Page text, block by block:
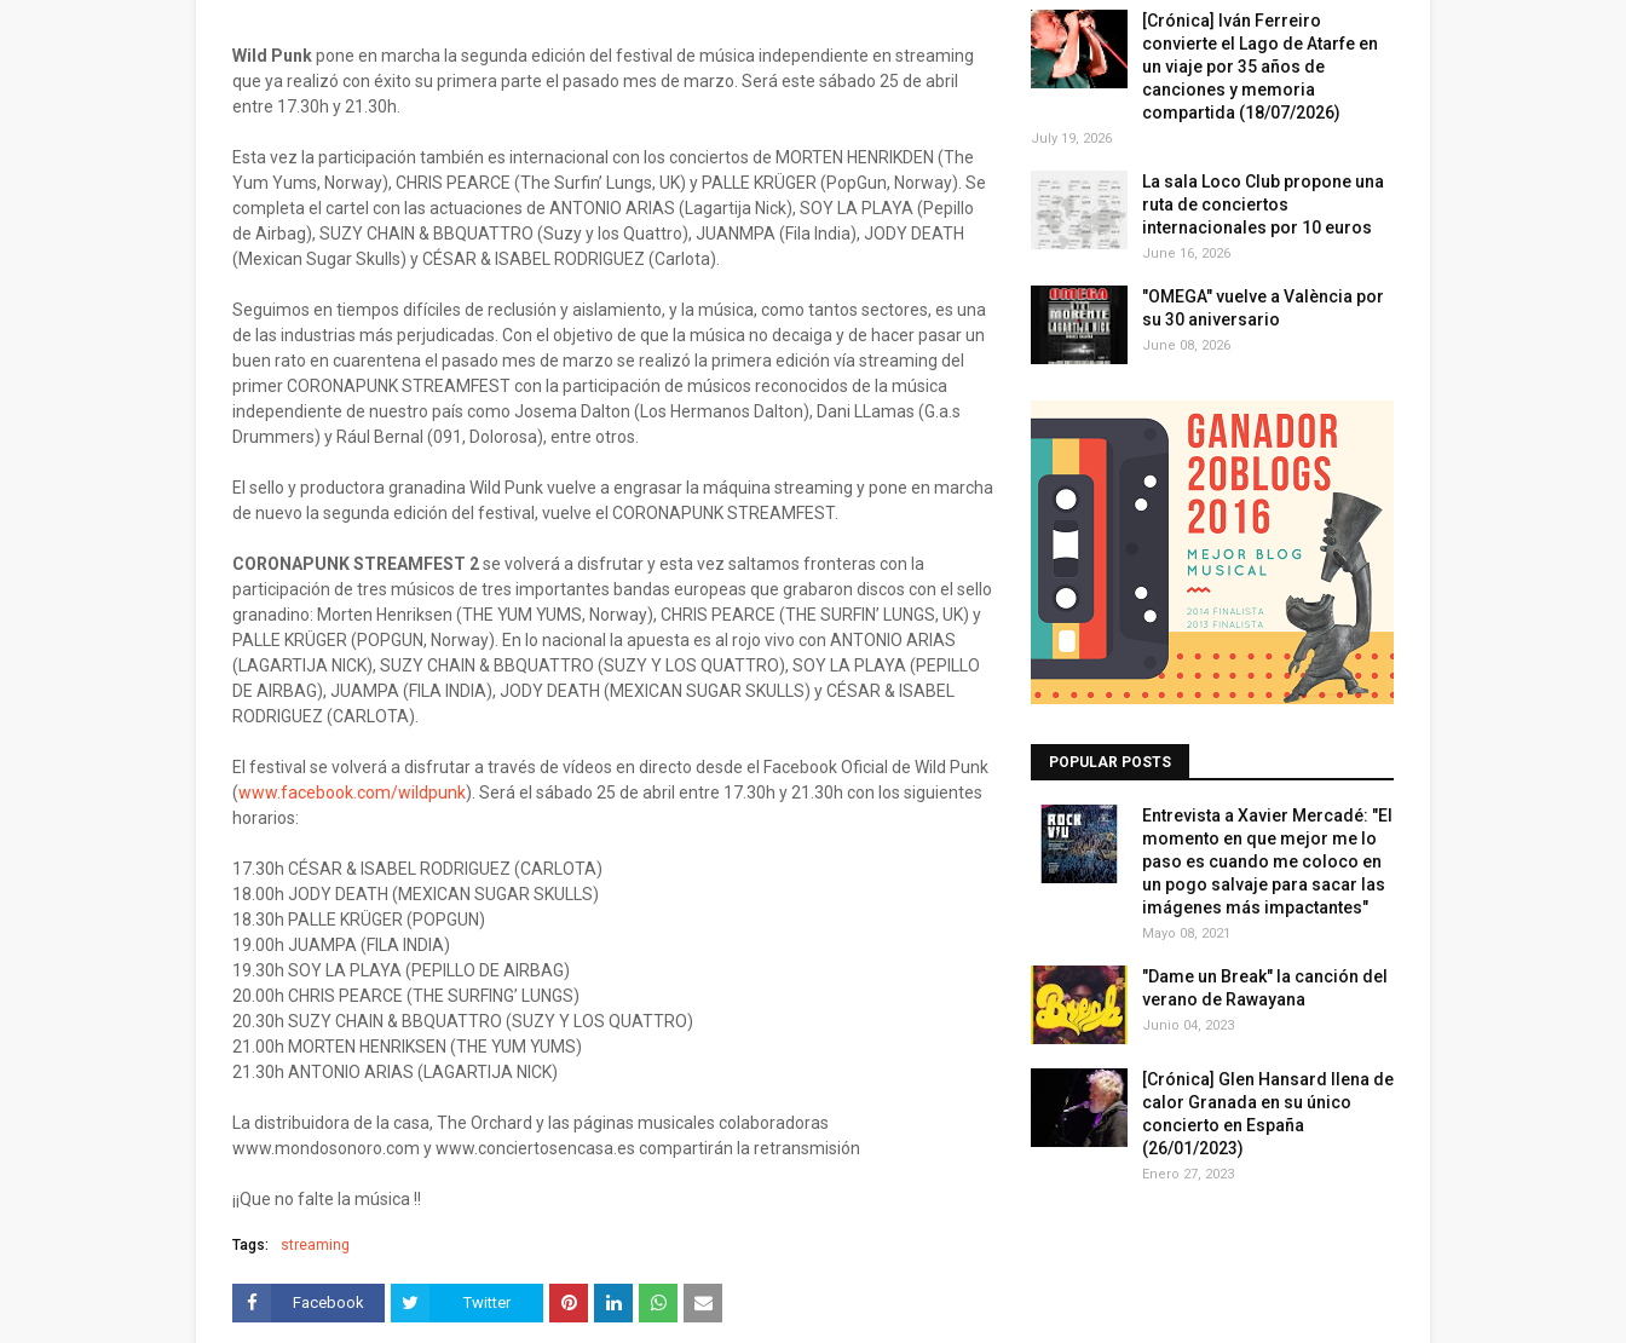
Wild Punkpone en marcha la segunda edición del festival de música independiente en streaming
que ya realizó con éxito su primera parte el pasado mes de marzo. Será este sábado 25 de abril
entre 17.30h y 21.30h.
Esta vez la participación también es internacional con los conciertos de MORTEN HENRIKDEN (The
Yum Yums, Norway), CHRIS PEARCE (The Surfin’ Lungs, UK) y PALLE KRÜGER (PopGun, Norway). Se
completa el cartel con las actuaciones de ANTONIO ARIAS (Lagartija Nick), SOY LA PLAYA (Pepillo
de Airbag), SUZY CHAIN & BBQUATTRO (Suzy y los Quattro), JUANMPA (Fila India), JODY DEATH
(Mexican Sugar Skulls) y CÉSAR & ISABEL RODRIGUEZ (Carlota).
Seguimos en tiempos difíciles de reclusión y aislamiento, y la música, como tantos sectores, es una
de las industrias más perjudicadas. Con el objetivo de que la música no decaiga y de hacer pasar un
buen rato en cuarentena el pasado mes de marzo se realizó la primera edición vía streaming del
primer CORONAPUNK STREAMFEST con la participación de músicos reconocidos de la música
independiente de nuestro país como Josema Dalton (Los Hermanos Dalton), Dani LLamas (G.a.s
Drummers) y Rául Bernal (091, Dolorosa), entre otros.
El sello y productora granadina Wild Punk vuelve a engrasar la máquina streaming y pone en marcha
de nuevo la segunda edición del festival, vuelve el CORONAPUNK STREAMFEST.
CORONAPUNK STREAMFEST 2se volverá a disfrutar y esta vez saltamos fronteras con la
participación de tres músicos de tres importantes bandas europeas que grabaron discos con el sello
granadino: Morten Henriksen (THE YUM YUMS, Norway), CHRIS PEARCE (THE SURFIN’ LUNGS, UK) y
PALLE KRÜGER (POPGUN, Norway). En lo nacional la apuesta es al rojo vivo con ANTONIO ARIAS
(LAGARTIJA NICK), SUZY CHAIN & BBQUATTRO (SUZY Y LOS QUATTRO), SOY LA PLAYA (PEPILLO
DE AIRBAG), JUAMPA (FILA INDIA), JODY DEATH (MEXICAN SUGAR SKULLS) y CÉSAR & ISABEL
RODRIGUEZ (CARLOTA).
El festival se volverá a disfrutar a través de vídeos en directo desde el Facebook Oficial de Wild Punk
(www.facebook.com/wildpunk). Será el sábado 25 de abril entre 17.30h y 21.30h con los siguientes
horarios:
17.30h CÉSAR & ISABEL RODRIGUEZ (CARLOTA)
18.00h JODY DEATH (MEXICAN SUGAR SKULLS)
18.30h PALLE KRÜGER (POPGUN)
19.00h JUAMPA (FILA INDIA)
19.30h SOY LA PLAYA (PEPILLO DE AIRBAG)
20.00h CHRIS PEARCE (THE SURFING’ LUNGS)
20.30h SUZY CHAIN & BBQUATTRO (SUZY Y LOS QUATTRO)
21.00h MORTEN HENRIKSEN (THE YUM YUMS)
21.30h ANTONIO ARIAS (LAGARTIJA NICK)
La distribuidora de la casa, The Orchard y las páginas musicales colaboradoras
www.mondosonoro.com y www.conciertosencasa.es compartirán la retransmisión
¡¡Que no falte la música !!
Tags: streaming
Facebook Twitter
[Crónica] Iván Ferreiro
convierte el Lago de Atarfe en
un viaje por 35 años de
canciones y memoria
compartida (18/07/2026)
July 19, 2026
La sala Loco Club propone una
ruta de conciertos
internacionales por 10 euros
June 16, 2026
"OMEGA" vuelve a València por
su 30 aniversario
June 08, 2026
POPULAR POSTS
Entrevista a Xavier Mercadé: "El
momento en que mejor me lo
paso es cuando me coloco en
un pogo salvaje para sacar las
imágenes más impactantes"
Mayo 08, 2021
"Dame un Break" la canción del
verano de Rawayana
Junio 04, 2023
[Crónica] Glen Hansard llena de
calor Granada en su único
concierto en España
(26/01/2023)
Enero 27, 2023